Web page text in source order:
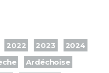
2022 2023
2024
Ardéchoise